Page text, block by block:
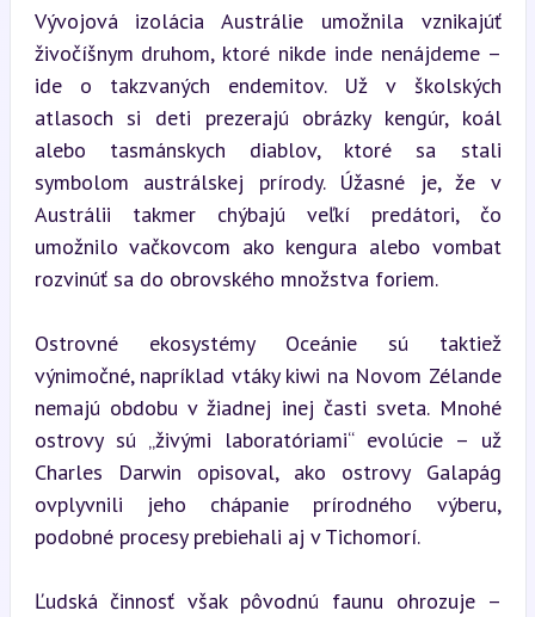
Vývojová izolácia Austrálie umožnila vznikajúť
živočíšnym druhom, ktoré nikde inde nenájdeme –
ide o takzvaných endemitov. Už v školských
atlasoch si deti prezerajú obrázky kengúr, koál
alebo tasmánskych diablov, ktoré sa stali
symbolom austrálskej prírody. Úžasné je, že v
Austrálii takmer chýbajú veľkí predátori, čo
umožnilo vačkovcom ako kengura alebo vombat
rozvinúť sa do obrovského množstva foriem.
Ostrovné ekosystémy Oceánie sú taktiež
výnimočné, napríklad vtáky kiwi na Novom Zélande
nemajú obdobu v žiadnej inej časti sveta. Mnohé
ostrovy sú „živými laboratóriami“ evolúcie – už
Charles Darwin opisoval, ako ostrovy Galapág
ovplyvnili jeho chápanie prírodného výberu,
podobné procesy prebiehali aj v Tichomorí.
Ľudská činnosť však pôvodnú faunu ohrozuje –